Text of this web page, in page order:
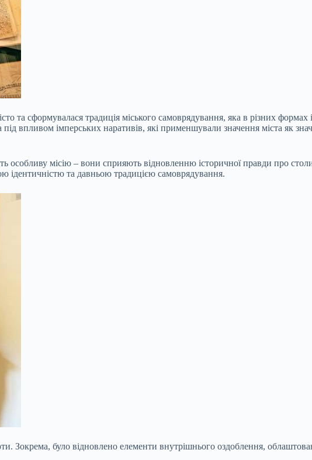
та сформувалася традиція міського самоврядування, яка в різних
впливом імперських наративів, які применшували значення міста як
особливу місію – вони сприяють відновленню історичної правди про
ідентичністю та давньою традицією самоврядування.
Зокрема, було відновлено елементи внутрішнього оздоблення,